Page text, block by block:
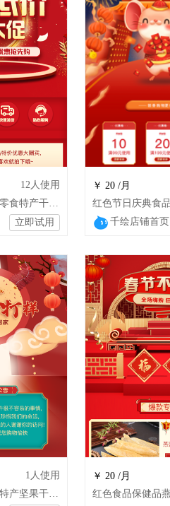
12人使用
节日促销食品酒水零食特产干货小吃店铺装修
立即试用
￥ 20 /月
千绘店铺首页
1 人使用
节日促销零食甜点特产坚果干货特产店铺装修
￥ 20 /月